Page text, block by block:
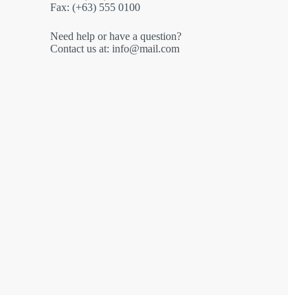
Fax: (+63) 555 0100
Need help or have a question?
Contact us at: info@mail.com